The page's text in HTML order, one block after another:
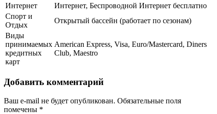
Интернет
Интернет, Беспроводной Интернет бесплатно
Спорт и
Отдых
Открытый бассейн (работает по сезонам)
Виды
принимаемых
кредитных
карт
American Express, Visa, Euro/Mastercard, Diners
Club, Maestro
Добавить комментарий
Ваш e-mail не будет опубликован. Обязательные поля
помечены *